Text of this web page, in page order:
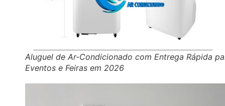
Aluguel de Ar-Condicionado com Entrega Rápida
Eventos e Feiras em 2026